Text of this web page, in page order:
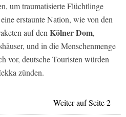
um traumatisierte Flüchtlinge
erstaunte Nation, wie von den
auf denKölner Dom,
und in die Menschenmenge
vor, deutsche Touristen würden
zünden.
Weiter auf Seite 2